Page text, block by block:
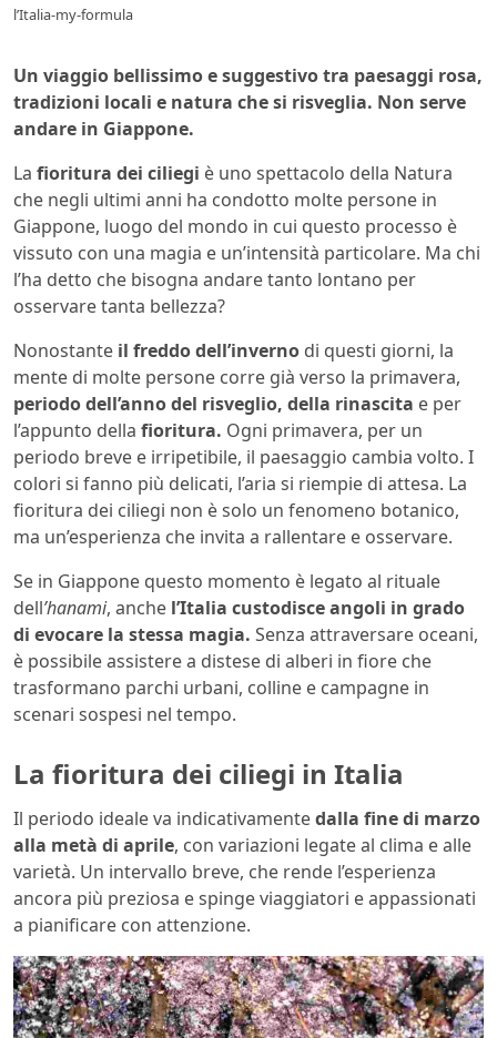
l’Italia-my-formula
Un viaggio bellissimo e suggestivo tra paesaggi rosa,
tradizioni locali e natura che si risveglia. Non serve
andare in Giappone.
La fioritura dei ciliegi è uno spettacolo della Natura
che negli ultimi anni ha condotto molte persone in
Giappone, luogo del mondo in cui questo processo è
vissuto con una magia e un’intensità particolare. Ma chi
l’ha detto che bisogna andare tanto lontano per
osservare tanta bellezza?
Nonostante il freddo dell’inverno di questi giorni, la
mente di molte persone corre già verso la primavera,
periodo dell’anno del risveglio, della rinascita e per
l’appunto della fioritura. Ogni primavera, per un
periodo breve e irripetibile, il paesaggio cambia volto. I
colori si fanno più delicati, l’aria si riempie di attesa. La
fioritura dei ciliegi non è solo un fenomeno botanico,
ma un’esperienza che invita a rallentare e osservare.
Se in Giappone questo momento è legato al rituale
dell’hanami, anche l’Italia custodisce angoli in grado
di evocare la stessa magia. Senza attraversare oceani,
è possibile assistere a distese di alberi in fiore che
trasformano parchi urbani, colline e campagne in
scenari sospesi nel tempo.
La fioritura dei ciliegi in Italia
Il periodo ideale va indicativamentedalla fine di marzo
alla metà di aprile, con variazioni legate al clima e alle
varietà. Un intervallo breve, che rende l’esperienza
ancora più preziosa e spinge viaggiatori e appassionati
a pianificare con attenzione.